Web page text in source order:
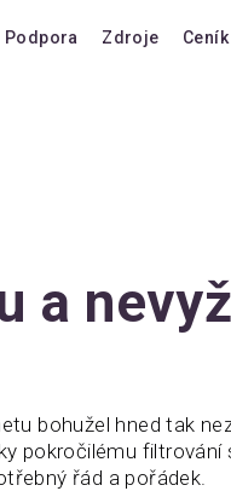
Podpora Zdroje
Hlasovat
Ceník
a
bohužel hned tak
pokročilému filtrování
řád a pořádek.